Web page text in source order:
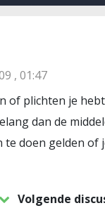
, 01:47
of plichten je
dan de
te doen gelden of
Volgende